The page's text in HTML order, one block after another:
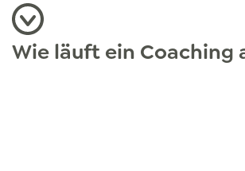
Führungskräften,
beruflichen Kontext ...
Wie läuft ein Coaching